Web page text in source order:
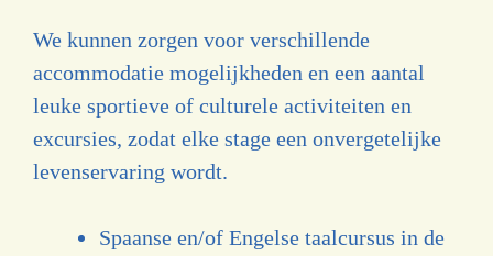
We kunnen zorgen voor verschillende
accommodatie mogelijkheden en een aantal
leuke sportieve of culturele activiteiten en
excursies, zodat elke stage een onvergetelijke
levenservaring wordt.
Spaanse en/of Engelse taalcursus in de